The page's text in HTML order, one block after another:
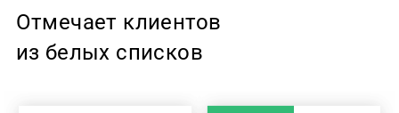
Отмечает клиентов
из белых списков